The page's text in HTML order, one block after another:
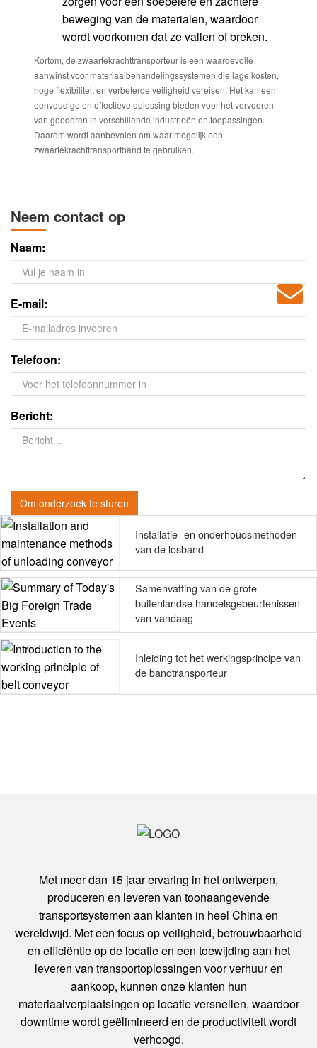
beweging van de materialen, waardoor
wordt voorkomen dat ze vallen of breken.
Kortom, de zwaartekrachttransporteur is een waardevolle
aanwinst voor materiaalbehandelingssystemen die lage kosten,
hoge flexibiliteit en verbeterde veiligheid vereisen. Het kan een
eenvoudige en effectieve oplossing bieden voor het vervoeren
van goederen in verschillende industrieën en toepassingen.
Daarom wordt aanbevolen om waar mogelijk een
zwaartekrachttransportband te gebruiken.
Neem contact op
Naam:
E-mail:
Telefoon:
Bericht:
Om onderzoek te sturen
Installatie- en onderhoudsmethoden
van de losband
Samenvatting van de grote
buitenlandse handelsgebeurtenissen
van vandaag
Inleiding tot het werkingsprincipe van
de bandtransporteur
Met meer dan 15 jaar ervaring in het ontwerpen,
produceren en leveren van toonaangevende
transportsystemen aan klanten in heel China en
wereldwijd. Met een focus op veiligheid, betrouwbaarheid
en efficiëntie op de locatie en een toewijding aan het
leveren van transportoplossingen voor verhuur en
aankoop, kunnen onze klanten hun
materiaalverplaatsingen op locatie versnellen, waardoor
downtime wordt geëlimineerd en de productiviteit wordt
verhoogd.